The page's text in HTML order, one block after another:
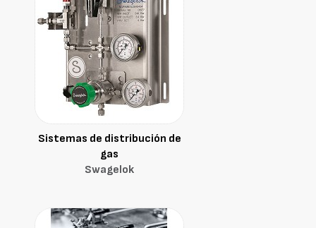
Sistemas de distribución de
gas
Swagelok